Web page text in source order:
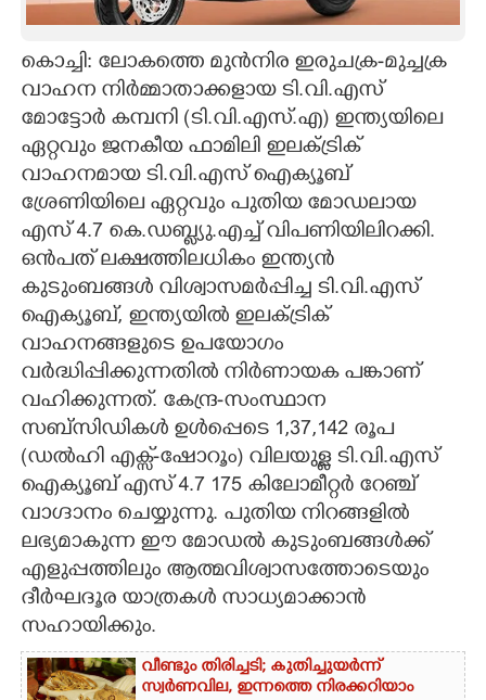
CARTOONS
LITERATURE
ZOOM
CONTACT US
കൊച്ചി: ലോകത്തെ മുന്‍നിര ഇരുചക്ര-മുച്ചക്ര
വാഹന നിർമ്മാതാക്കളായ ടി.വി.എസ്
മോട്ടോർ കമ്പനി (ടി.വി.എസ്.എ) ഇന്ത്യയിലെ
ഏറ്റവും ജനകീയ ഫാമിലി ഇലക്ട്രിക്
വാഹനമായ ടി.വി.എസ് ഐക്യൂബ്
ശ്രേണിയിലെ ഏറ്റവും പുതിയ മോഡലായ
എസ് 4.7 കെ.ഡബ്ല്യു.എച്ച് വിപണിയിലിറക്കി.
ഒൻപത് ലക്ഷത്തിലധികം ഇന്ത്യൻ
കുടുംബങ്ങൾ വിശ്വാസമർപ്പിച്ച ടി.വി.എസ്
ഐക്യൂബ്, ഇന്ത്യയിൽ ഇലക്ട്രിക്
വാഹനങ്ങളുടെ ഉപയോഗം
വർദ്ധിപ്പിക്കുന്നതിൽ നിർണായക പങ്കാണ്
വഹിക്കുന്നത്. കേന്ദ്ര-സംസ്ഥാന
സബ്സിഡികൾ ഉൾപ്പെടെ 1,37,142 രൂപ
(ഡൽഹി എക്സ്-ഷോറൂം) വിലയുള്ള ടി.വി.എസ്
ഐക്യൂബ് എസ് 4.7 175 കിലോമീറ്റർ റേഞ്ച്
വാഗ്ദാനം ചെയ്യുന്നു. പുതിയ നിറങ്ങളിൽ
ലഭ്യമാകുന്ന ഈ മോഡൽ കുടുംബങ്ങൾക്ക്
എളുപ്പത്തിലും ആത്മവിശ്വാസത്തോടെയും
ദീർഘദൂര യാത്രകൾ സാധ്യമാക്കാൻ
സഹായിക്കും.
വീണ്ടും തിരിച്ചടി; കുതിച്ചുയർന്ന്
സ്വർണവില, ഇന്നത്തെ നിരക്കറിയാം